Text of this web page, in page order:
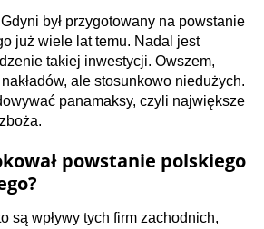
był przygotowany na powstanie
już wiele lat temu. Nadal jest
takiej inwestycji. Owszem,
ale stosunkowo niedużych.
panamaksy, czyli największe
powstanie polskiego
są wpływy tych firm zachodnich,